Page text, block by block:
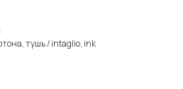
тушь / intaglio, ink